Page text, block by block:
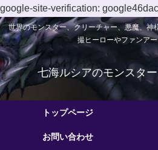
google-site-verification:
世界のモンスター、クリーチャー、悪魔、神
撮ヒーローやファンアー
七海ルシアのモンスタ
トップページ
お問い合わせ